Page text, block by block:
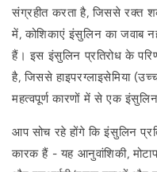
संग्रहीत करता है, जिससे रक्त
में, कोशिकाएं इंसुलिन का जवाब
हैं। इस इंसुलिन प्रतिरोध के
है, जिससे हाइपरग्लाइसेमिया
महत्वपूर्ण कारणों में से एक
आप सोच रहे होंगे कि इंसुलिन
कारक हैं - यह आनुवांशिकी,